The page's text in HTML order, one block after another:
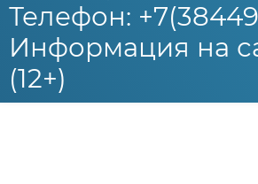
Телефон:
Информация на
(12+)